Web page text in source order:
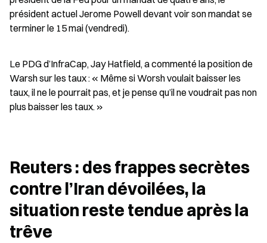
président actuel Jerome Powell devant voir son mandat se
terminer le 15 mai (vendredi).
Le PDG d’InfraCap, Jay Hatfield, a commenté la position de
Warsh sur les taux : « Même si Worsh voulait baisser les
taux, il ne le pourrait pas, et je pense qu’il ne voudrait pas non
plus baisser les taux. »
Reuters : des frappes secrètes
contre l’Iran dévoilées, la
situation reste tendue après la
trêve